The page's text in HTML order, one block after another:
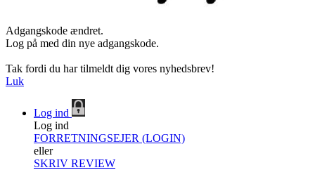
Adgangskode ændret.
Log på med din nye adgangskode.
Tak fordi du har tilmeldt dig vores nyhedsbrev!
Luk
Log ind
Log ind
FORRETNINGSEJER (LOGIN)
eller
SKRIV REVIEW